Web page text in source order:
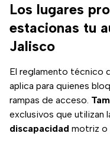
Los lugares
estacionas tu
Jalisco
El reglamento técnico
aplica para quienes
rampas de acceso.
exclusivos que utilizan
discapacidad motriz o